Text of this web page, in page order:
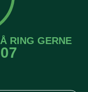
RING GERNE